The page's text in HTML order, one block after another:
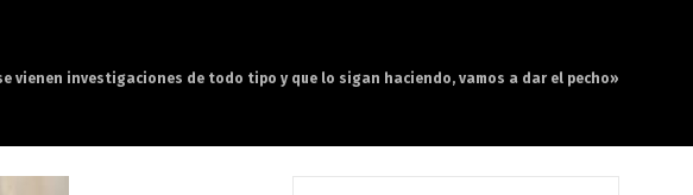
vienen investigaciones de todo tipo y que lo sigan haciendo, vamos a dar el pecho»